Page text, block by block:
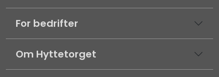
For bedrifter
Om Hyttetorget